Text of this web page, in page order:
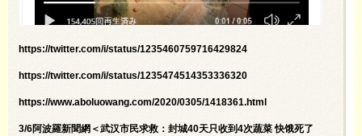
https://twitter.com/i/status/1235460759716429824
https://twitter.com/i/status/1235474514353336320
https://www.aboluowang.com/2020/0305/1418361.html
3/6阿波羅新聞網＜武汉市民求救：封城40天只收到4次蔬菜 快饿死了